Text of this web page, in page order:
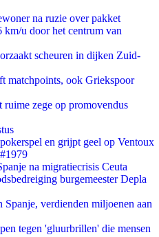
na ruzie over pakket
km/u door het centrum van
scheuren in dijken Zuid-
matchpoints, ook Griekspoor
ruime zege op promovendus
en grijpt geel op Ventoux
na migratiecrisis Ceuta
burgemeester Depla
verdienden miljoenen aan
tegen 'gluurbrillen' die mensen